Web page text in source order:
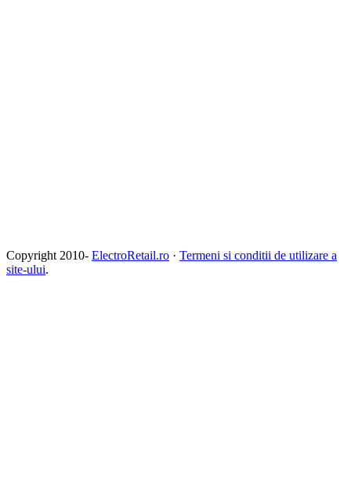
Copyright 2010- ElectroRetail.ro · Termeni si conditii de utilizare a
site-ului.